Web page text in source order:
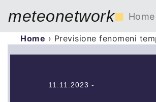
meteonetwork■ Home
Home › Previsione fenomeni
11.11.2023 -